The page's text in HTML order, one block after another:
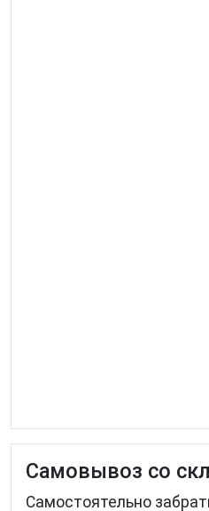
Самовывоз со
Самостоятельно